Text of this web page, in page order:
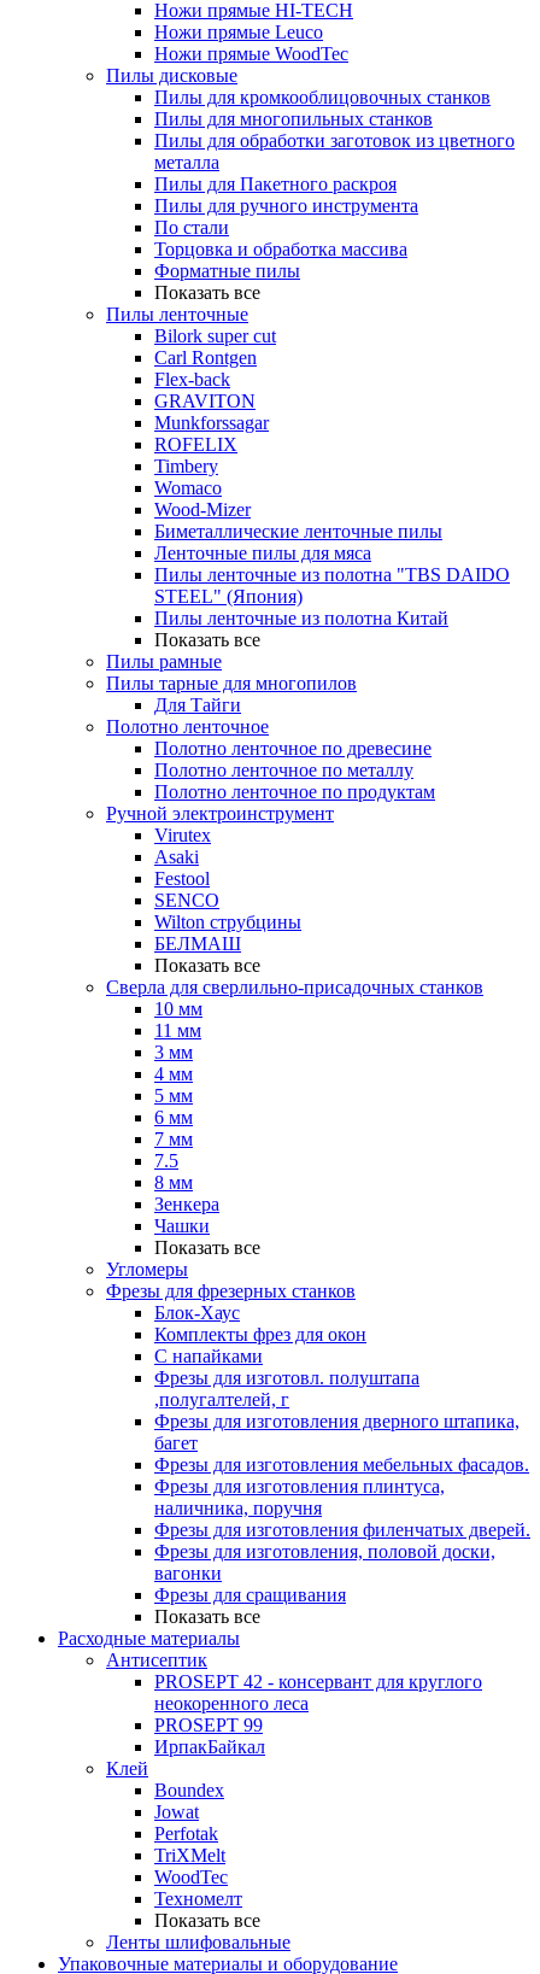
Ножи прямые HI-TECH
Ножи прямые Leuco
Ножи прямые WoodTec
Пилы дисковые
Пилы для кромкооблицовочных станков
Пилы для многопильных станков
Пилы для обработки заготовок из цветного
металла
Пилы для Пакетного раскроя
Пилы для ручного инструмента
По стали
Торцовка и обработка массива
Форматные пилы
Показать все
Пилы ленточные
Bilork super cut
Carl Rontgen
Flex-back
GRAVITON
Munkforssagar
ROFELIX
Timbery
Womaco
Wood-Mizer
Биметаллические ленточные пилы
Ленточные пилы для мяса
Пилы ленточные из полотна "TBS DAIDO
STEEL" (Япония)
Пилы ленточные из полотна Китай
Показать все
Пилы рамные
Пилы тарные для многопилов
Для Тайги
Полотно ленточное
Полотно ленточное по древесине
Полотно ленточное по металлу
Полотно ленточное по продуктам
Ручной электроинструмент
Virutex
Asaki
Festool
SENCO
Wilton струбцины
БЕЛМАШ
Показать все
Сверла для сверлильно-присадочных станков
10 мм
11 мм
3 мм
4 мм
5 мм
6 мм
7 мм
7.5
8 мм
Зенкера
Чашки
Показать все
Угломеры
Фрезы для фрезерных станков
Блок-Хаус
Комплекты фрез для окон
С напайками
Фрезы для изготовл. полуштапа
,полугалтелей, г
Фрезы для изготовления дверного штапика,
багет
Фрезы для изготовления мебельных фасадов.
Фрезы для изготовления плинтуса,
наличника, поручня
Фрезы для изготовления филенчатых дверей.
Фрезы для изготовления, половой доски,
вагонки
Фрезы для сращивания
Показать все
Расходные материалы
Антисептик
PROSEPT 42 - консервант для круглого
неокоренного леса
PROSEPT 99
ИрпакБайкал
Клей
Boundex
Jowat
Perfotak
TriXMelt
WoodTec
Техномелт
Показать все
Ленты шлифовальные
Упаковочные материалы и оборудование